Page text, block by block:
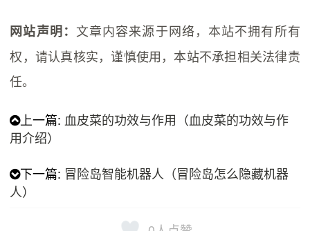
网站声明： 文章内容来源于网络，本站不拥有所有
权，请认真核实，谨慎使用，本站不承担相关法律责
任。
上一篇: 血皮菜的功效与作用（血皮菜的功效与作
用介绍）
下一篇: 冒险岛智能机器人（冒险岛怎么隐藏机器
人）